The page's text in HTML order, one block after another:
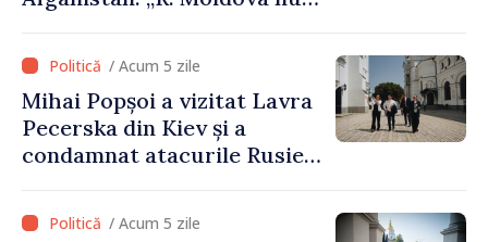
talibană. Aprobarea acestei
vizite a fost o eroare de
evaluare și de coordonare
instituțională”
/ Acum 5 zile
Mihai Popșoi a vizitat Lavra
Pecerska din Kiev și a
condamnat atacurile Rusiei
cultural al Ucrainei
/ Acum 5 zile